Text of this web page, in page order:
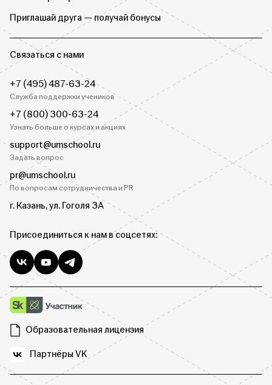
Приглашай друга — получай бонусы
Связаться с нами
+7 (495) 487-63-24
Служба поддержки учеников
+7 (800) 300-63-24
Узнать больше о курсах и акциях
support@umschool.ru
Задать вопрос
pr@umschool.ru
По вопросам сотрудничества и PR
г. Казань, ул. Гоголя 3А
Присоединиться к нам в соцсетях:
Образовательная лицензия
Партнёры VK